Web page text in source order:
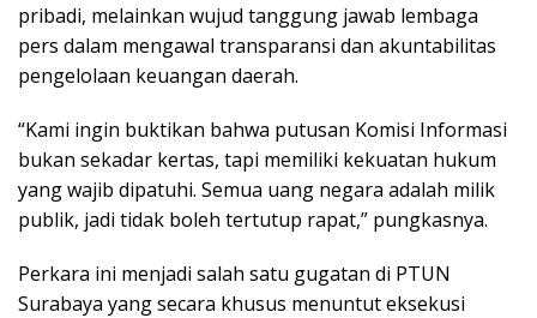
pribadi, melainkan wujud tanggung jawab lembaga
pers dalam mengawal transparansi dan akuntabilitas
pengelolaan keuangan daerah.
“Kami ingin buktikan bahwa putusan Komisi Informasi
bukan sekadar kertas, tapi memiliki kekuatan hukum
yang wajib dipatuhi. Semua uang negara adalah milik
publik, jadi tidak boleh tertutup rapat,” pungkasnya.
Perkara ini menjadi salah satu gugatan di PTUN
Surabaya yang secara khusus menuntut eksekusi